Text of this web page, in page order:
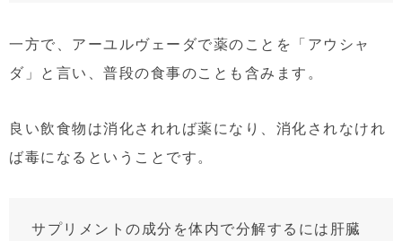
一方で、アーユルヴェーダで薬のことを「アウシャ
ダ」と言い、普段の食事のことも含みます。
良い飲食物は消化されれば薬になり、消化されなけれ
ば毒になるということです。
サプリメントの成分を体内で分解するには肝臓